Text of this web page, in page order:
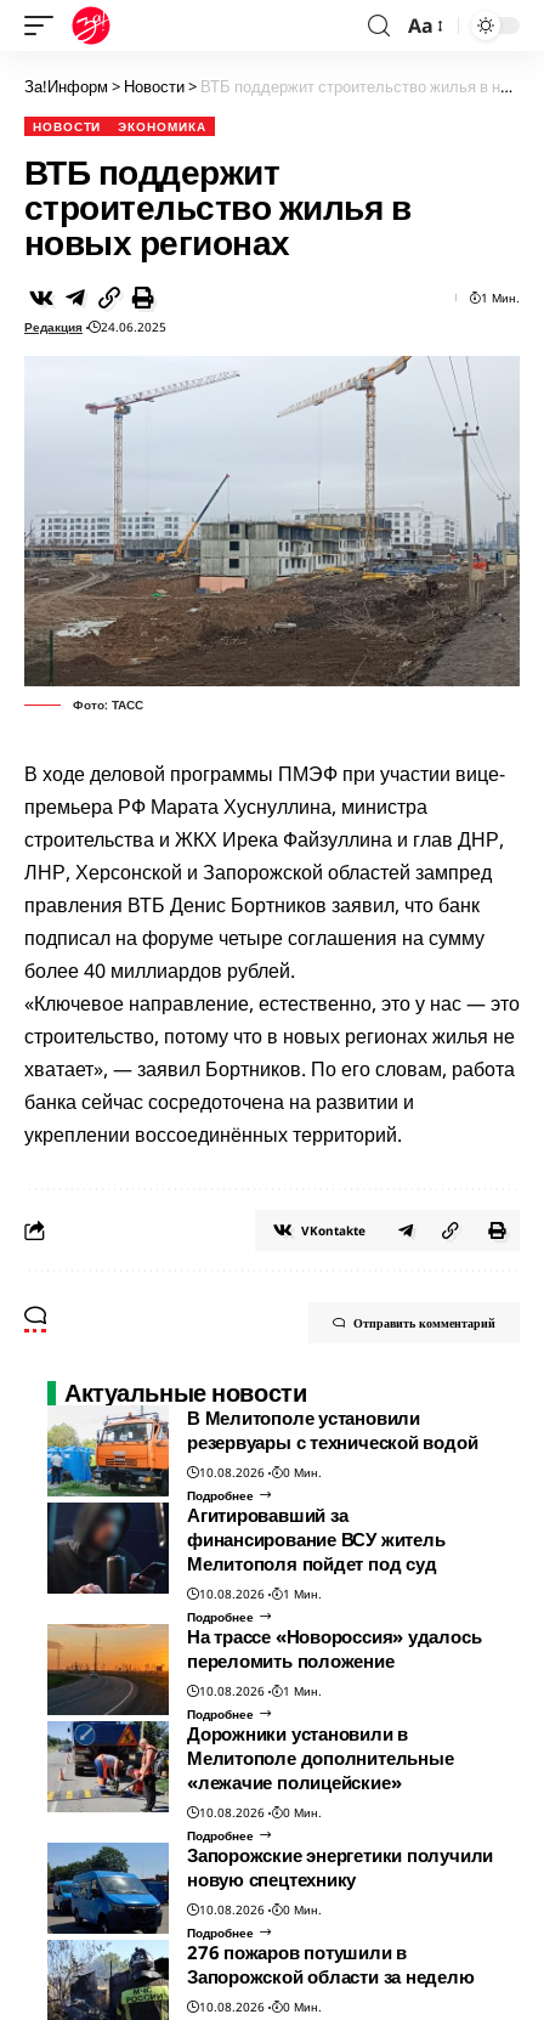
Aa
За!Информ > Новости> ВТБ поддержит строительство жилья в новых регионах
НОВОСТИ ЭКОНОМИКА
ВТБ поддержит
строительство жилья в
новых регионах
Редакция 24.06.2025
1 Мин.
Фото: ТАСС
В ходе деловой программы ПМЭФ при участии вице-
премьера РФ Марата Хуснуллина, министра
строительства и ЖКХ Ирека Файзуллина и глав ДНР,
ЛНР, Херсонской и Запорожской областей зампред
правления ВТБ Денис Бортников заявил, что банк
подписал на форуме четыре соглашения на сумму
более 40 миллиардов рублей.
«Ключевое направление, естественно, это у нас — это
строительство, потому что в новых регионах жилья не
хватает», — заявил Бортников. По его словам, работа
банка сейчас сосредоточена на развитии и
укреплении воссоединённых территорий.
VKontakte
Отправить комментарий
Актуальные новости
В Мелитополе установили
резервуары с технической водой
10.08.2026
0 Мин.
Подробнее
Агитировавший за
финансирование ВСУ житель
Мелитополя пойдет под суд
10.08.2026
1 Мин.
Подробнее
На трассе «Новороссия» удалось
переломить положение
10.08.2026
1 Мин.
Подробнее
Дорожники установили в
Мелитополе дополнительные
«лежачие полицейские»
10.08.2026
0 Мин.
Подробнее
Запорожские энергетики получили
новую спецтехнику
10.08.2026
0 Мин.
Подробнее
276 пожаров потушили в
Запорожской области за неделю
10.08.2026
0 Мин.